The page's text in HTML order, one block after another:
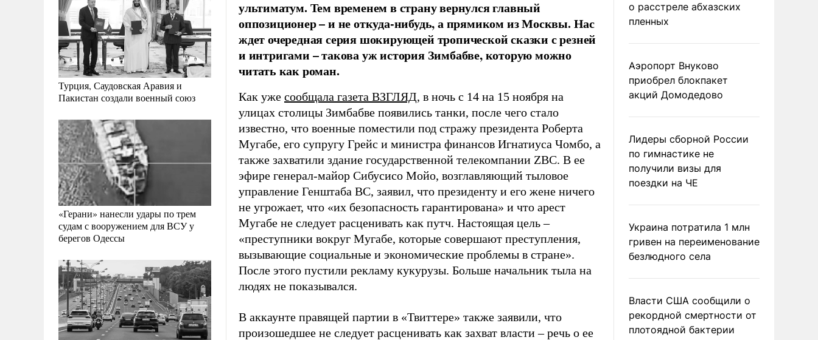
Турция, Саудовская Аравия и
Пакистан создали военный союз
«Герани» нанесли удары по трем
судам с вооружением для ВСУ у
берегов Одессы
ультиматум. Тем временем в страну вернулся главный
оппозиционер – и не откуда-нибудь, а прямиком из Москвы. Нас
ждет очередная серия шокирующей тропической сказки с резней
и интригами – такова уж история Зимбабве, которую можно
читать как роман.
Как уже сообщала газета ВЗГЛЯД, в ночь с 14 на 15 ноября на
улицах столицы Зимбабве появились танки, после чего стало
известно, что военные поместили под стражу президента Роберта
Мугабе, его супругу Грейс и министра финансов Игнатиуса Чомбо, а
также захватили здание государственной телекомпании ZBC. В ее
эфире генерал-майор Сибусисо Мойо, возглавляющий тыловое
управление Генштаба ВС, заявил, что президенту и его жене ничего
не угрожает, что «их безопасность гарантирована» и что арест
Мугабе не следует расценивать как путч. Настоящая цель –
«преступники вокруг Мугабе, которые совершают преступления,
вызывающие социальные и экономические проблемы в стране».
После этого пустили рекламу кукурузы. Больше начальник тыла на
людях не показывался.
В аккаунте правящей партии в «Твиттере» также заявили, что
произошедшее не следует расценивать как захват власти – речь о ее
о расстреле абхазских
пленных
Аэропорт Внуково
приобрел блокпакет
акций Домодедово
Лидеры сборной России
по гимнастике не
получили визы для
поездки на ЧЕ
Украина потратила 1 млн
гривен на переименование
безлюдного села
Власти США сообщили о
рекордной смертности от
плотоядной бактерии